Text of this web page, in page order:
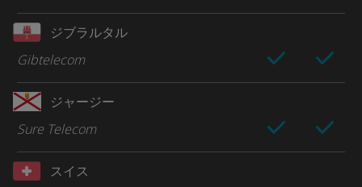
ジブラルタル
Gibtelecom
ジャージー
Sure Telecom
スイス